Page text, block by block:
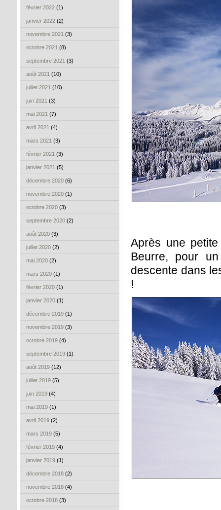
février 2022 (1)
janvier 2022 (2)
novembre 2021 (3)
octobre 2021 (8)
septembre 2021 (3)
août 2021 (10)
juillet 2021 (10)
juin 2021 (3)
mai 2021 (7)
avril 2021 (4)
mars 2021 (3)
février 2021 (3)
janvier 2021 (5)
décembre 2020 (6)
novembre 2020 (1)
octobre 2020 (3)
septembre 2020 (2)
août 2020 (3)
juillet 2020 (2)
mai 2020 (2)
mars 2020 (1)
février 2020 (1)
janvier 2020 (1)
décembre 2019 (1)
novembre 2019 (3)
octobre 2019 (4)
septembre 2019 (1)
août 2019 (12)
juillet 2019 (5)
juin 2019 (4)
mai 2019 (1)
avril 2019 (2)
mars 2019 (5)
février 2019 (4)
janvier 2019 (1)
décembre 2018 (2)
novembre 2018 (4)
octobre 2018 (3)
Après une
Beurre, pour
descente dans
!